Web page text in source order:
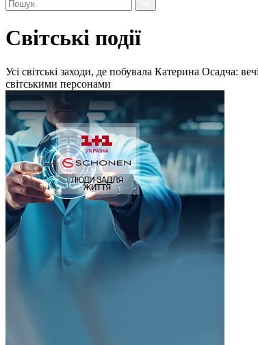
Світські події
Усі світські заходи, де побувала Катерина Осадча:
світськими персонами